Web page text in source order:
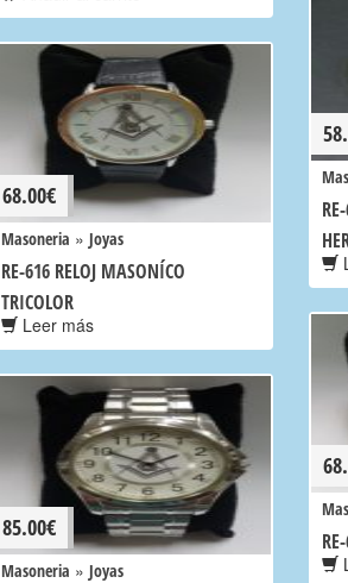
68.00€
Masoneria » Joyas
RE-616 RELOJ MASONÍCO
TRICOLOR
Leer más
85.00€
Masoneria » Joyas